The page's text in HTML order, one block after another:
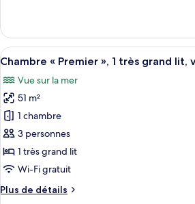
très
grand
lit,
vue
mer
le
type
de
Chambre
Deluxe,
très
grand
lit,
vue
mer
Afficher
toutes
les
photos
pour
ce
type
de
chambre :
Chambre
Une
7
Chambre « Premier », 1 très grand lit,
Vue sur la mer
51 m²
1 chambre
3 personnes
1 très grand lit
Wi-Fi gratuit
Plus de détails
Plus